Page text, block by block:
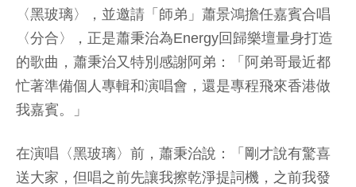
〈黑玻璃〉，並邀請「師弟」蕭景鴻擔任嘉賓合唱
〈分合〉，正是蕭秉治為Energy回歸樂壇量身打造
的歌曲，蕭秉治又特別感謝阿弟：「阿弟哥最近都
忙著準備個人專輯和演唱會，還是專程飛來香港做
我嘉賓。」
在演唱〈黑玻璃〉前，蕭秉治說：「剛才說有驚喜
送大家，但唱之前先讓我擦乾淨提詞機，之前我發